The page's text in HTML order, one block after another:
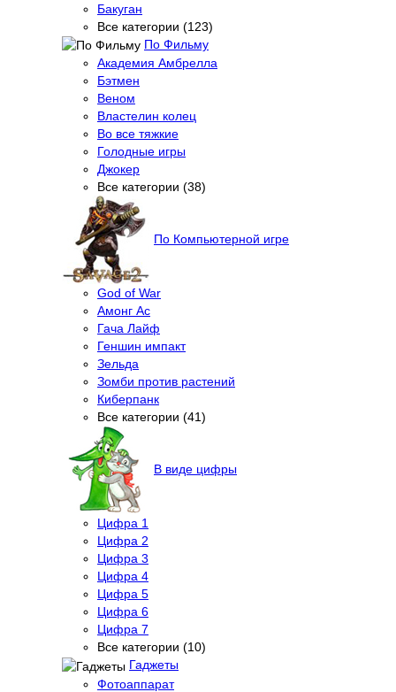
Бакуган
Все категории (123)
По Фильму
Академия Амбрелла
Бэтмен
Веном
Властелин колец
Во все тяжкие
Голодные игры
Джокер
Все категории (38)
По Компьютерной игре
God of War
Амонг Ас
Гача Лайф
Геншин импакт
Зельда
Зомби против растений
Киберпанк
Все категории (41)
В виде цифры
Цифра 1
Цифра 2
Цифра 3
Цифра 4
Цифра 5
Цифра 6
Цифра 7
Все категории (10)
Гаджеты
Фотоаппарат